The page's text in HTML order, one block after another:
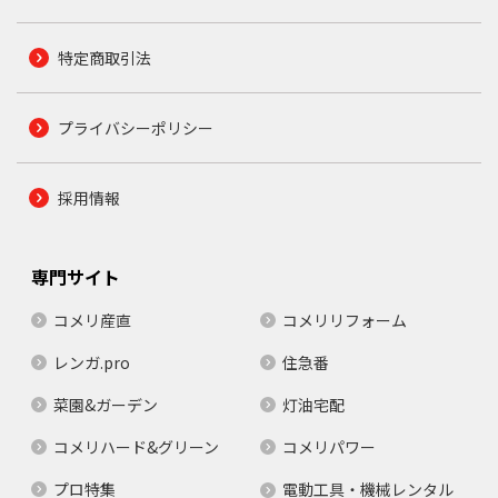
特定商取引法
プライバシーポリシー
採用情報
専門サイト
コメリ産直
コメリリフォーム
レンガ.pro
住急番
菜園&ガーデン
灯油宅配
コメリハード&グリーン
コメリパワー
プロ特集
電動工具・機械レンタル